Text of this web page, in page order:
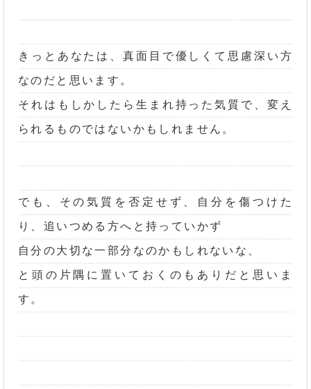
きっとあなたは、真面目で優しくて思慮深い方
なのだと思います。
それはもしかしたら生まれ持った気質で、変え
られるものではないかもしれません。
でも、その気質を否定せず、自分を傷つけた
り、追いつめる方へと持っていかず
自分の大切な一部分なのかもしれないな、
と頭の片隅に置いておくのもありだと思いま
す。